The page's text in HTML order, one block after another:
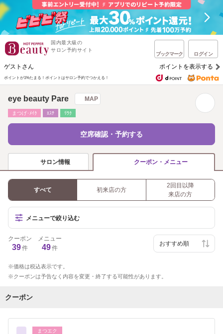
国内最大級の
サロン予約サイト
ブックマーク ログイン
ゲストさん ポイントを表示する
ポイントが1%たまる！ ポイントはサロン予約でつかえる！
eye beauty Pare MAP
まつげ･ﾒｲｸ ｴｽﾃ ﾘﾗｸ
空席確認・予約する
サロン情報 クーポン・メニュー
すべて 初来店の方
2回目以降
来店の方
メニューで絞り込む
クーポン
39件
メニュー
49件
価格は税込表示です。
クーポンは予告なく内容を変更・終了する可能性があります。
クーポン
まつエク